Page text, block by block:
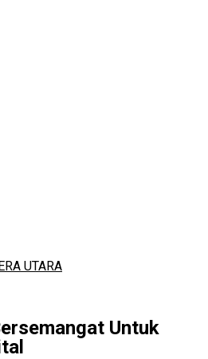
UTARA
Untuk